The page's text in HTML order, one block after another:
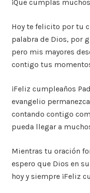
¡Que cumplas
Hoy te felicito por tu
palabra de Dios, por
pero mis mayores
contigo tus
¡Feliz cumpleaños
evangelio
contando contigo
pueda llegar a
Mientras tu oración
espero que Dios en
hoy y siempre ¡Feliz